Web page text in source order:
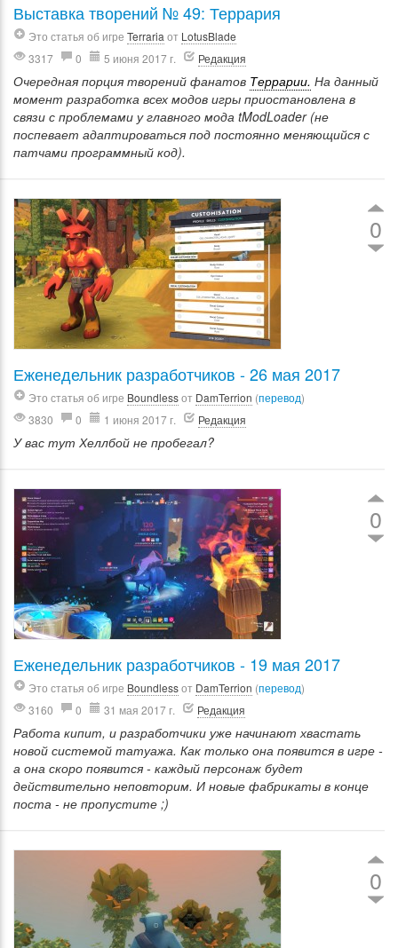
Выставка творений № 49: Террария
Это статья об игре Terraria от LotusBlade
3317
0 5 июня 2017 г. Редакция
Очередная порция творений фанатов Террарии. На данный
момент разработка всех модов игры приостановлена в
связи с проблемами у главного мода tModLoader (не
поспевает адаптироваться под постоянно меняющийся с
патчами программный код).
0
Еженедельник разработчиков - 26 мая 2017
Это статья об игре Boundlessот DamTerrion (перевод)
3830
0 1 июня 2017 г. Редакция
У вас тут Хеллбой не пробегал?
0
Еженедельник разработчиков - 19 мая 2017
Это статья об игре Boundlessот DamTerrion (перевод)
3160
0 31 мая 2017 г. Редакция
Работа кипит, и разработчики уже начинают хвастать
новой системой татуажа. Как только она появится в игре -
а она скоро появится - каждый персонаж будет
действительно неповторим. И новые фабрикаты в конце
поста - не пропустите ;)
0